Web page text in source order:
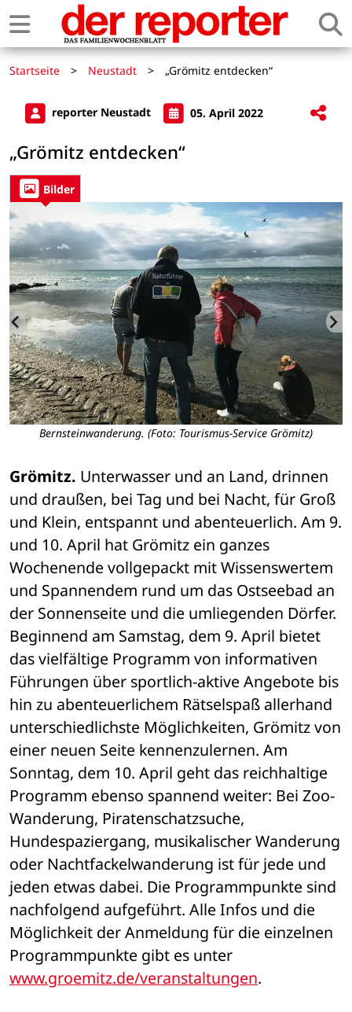
Startseite > Neustadt > „Grömitz entdecken“
reporter Neustadt 05. April 2022
„Grömitz entdecken“
Bilder
Bernsteinwanderung. (Foto: Tourismus-Service Grömitz)
Grömitz. Unterwasser und an Land, drinnen
und draußen, bei Tag und bei Nacht, für Groß
und Klein, entspannt und abenteuerlich. Am 9.
und 10. April hat Grömitz ein ganzes
Wochenende vollgepackt mit Wissenswertem
und Spannendem rund um das Ostseebad an
der Sonnenseite und die umliegenden Dörfer.
Beginnend am Samstag, dem 9. April bietet
das vielfältige Programm von informativen
Führungen über sportlich-aktive Angebote bis
hin zu abenteuerlichem Rätselspaß allerhand
unterschiedlichste Möglichkeiten, Grömitz von
einer neuen Seite kennenzulernen. Am
Sonntag, dem 10. April geht das reichhaltige
Programm ebenso spannend weiter: Bei Zoo-
Wanderung, Piratenschatzsuche,
Hundespaziergang, musikalischer Wanderung
oder Nachtfackelwanderung ist für jede und
jeden etwas dabei. Die Programmpunkte sind
nachfolgend aufgeführt. Alle Infos und die
Möglichkeit der Anmeldung für die einzelnen
www.groemitz.de/veranstaltungen.